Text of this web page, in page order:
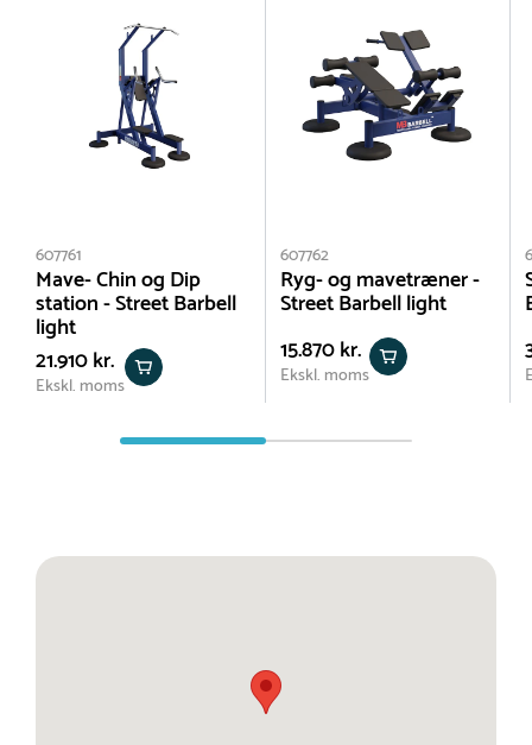
607761
Mave- Chin og Dip
station - Street Barbell
light
21.910 kr.
Ekskl. moms
607762
Ryg- og mavetræner -
Street Barbell light
15.870 kr.
Ekskl. moms